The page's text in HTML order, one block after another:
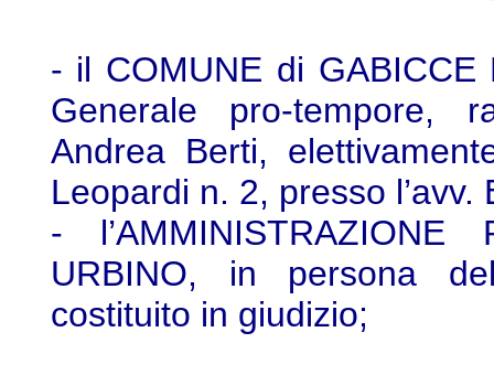
- il COMUNE di
Generale pro-tempore,
Andrea Berti,
Leopardi n. 2, presso l’avv.
-
URBINO, in persona
costituito in giudizio;